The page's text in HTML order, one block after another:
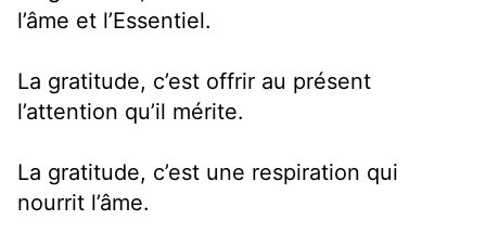
l’âme et l’Essentiel.
La gratitude, c’est offrir au présent
l’attention qu’il mérite.
La gratitude, c’est une respiration qui
nourrit l’âme.